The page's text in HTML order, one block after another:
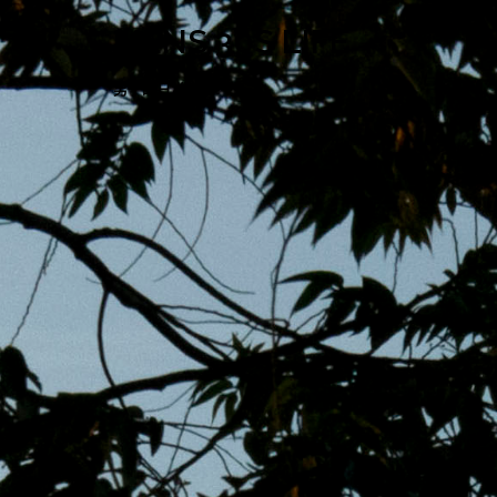
跳
至
主
內
MENS 30S LIFE
男子的日常生活